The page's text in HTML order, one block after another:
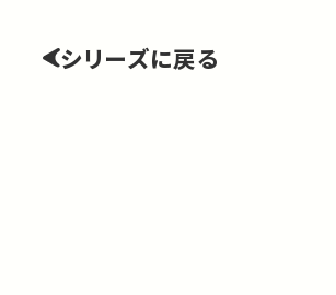
シリーズに戻る